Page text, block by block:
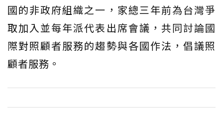
國的非政府組織之一，家總三年前為台灣爭
取加入並每年派代表出席會議，共同討論國
際對照顧者服務的趨勢與各國作法，倡議照
顧者服務。